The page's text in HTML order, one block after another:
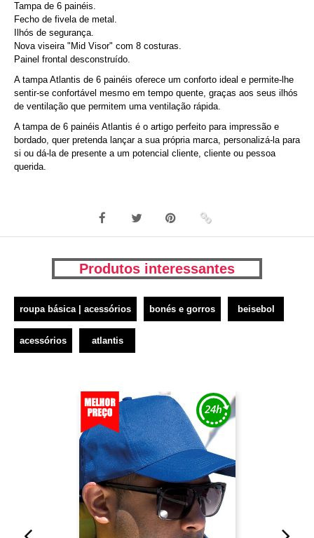
Tampa de 6 painéis.
Fecho de fivela de metal.
Ilhós de segurança.
Nova viseira "Mid Visor" com 8 costuras.
Painel frontal desconstruído.
A tampa Atlantis de 6 painéis oferece um conforto ideal e permite-lhe
sentir-se confortável mesmo em tempo quente, graças aos seus ilhós
de ventilação que permitem uma ventilação rápida.
A tampa de 6 painéis Atlantis é o artigo perfeito para impressão e
bordado, quer pretenda lançar a sua própria marca, personalizá-la para
si ou dá-la de presente a um potencial cliente, cliente ou pessoa
querida.
Produtos interessantes
roupa básica | acessórios bonés e gorros beisebol
acessórios atlantis